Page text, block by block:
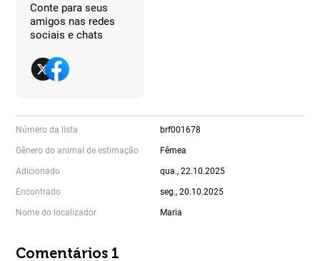
Conte para seus
amigos nas redes
sociais e chats
Número da lista brf001678
Gênero do animal de estimação Fêmea
Adicionado qua., 22.10.2025
Encontrado seg., 20.10.2025
Nome do localizador Maria
Comentários 1